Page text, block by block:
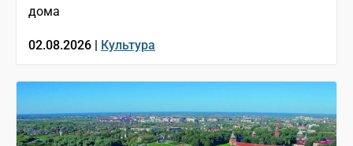
дома
02.08.2026 | Культура